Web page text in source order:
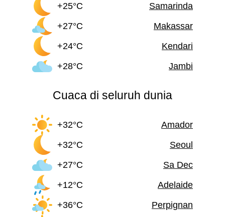
+25°C
Samarinda
+27°C
Makassar
+24°C
Kendari
+28°C
Jambi
Cuaca di seluruh dunia
+32°C
Amador
+32°C
Seoul
+27°C
Sa Dec
+12°C
Adelaide
+36°C
Perpignan